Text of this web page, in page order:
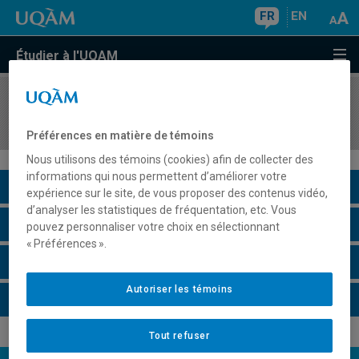
FR EN
Étudier à l'UQAM
COURS//
Description du cours
Horaire - Été 2026
Préférences en matière de témoins
Nous utilisons des témoins (cookies) afin de collecter des
informations qui nous permettent d’améliorer votre
expérience sur le site, de vous proposer des contenus vidéo,
d’analyser les statistiques de fréquentation, etc. Vous
pouvez personnaliser votre choix en sélectionnant
« Préférences ».
Tout refuser
Autoriser les témoins